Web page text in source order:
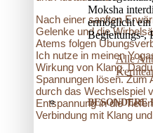
Moksha
ermöglicht
Begleitungs-,
Alle
BESONDERE
Nach einer sanften
Gelenke und die
Atems folgen
Ich nutze in meinen
Wirkung von Klang.
Spannungen lösen. Zum
durch das Wechselspiel
Entspannung in die
Verbindung mit Klang